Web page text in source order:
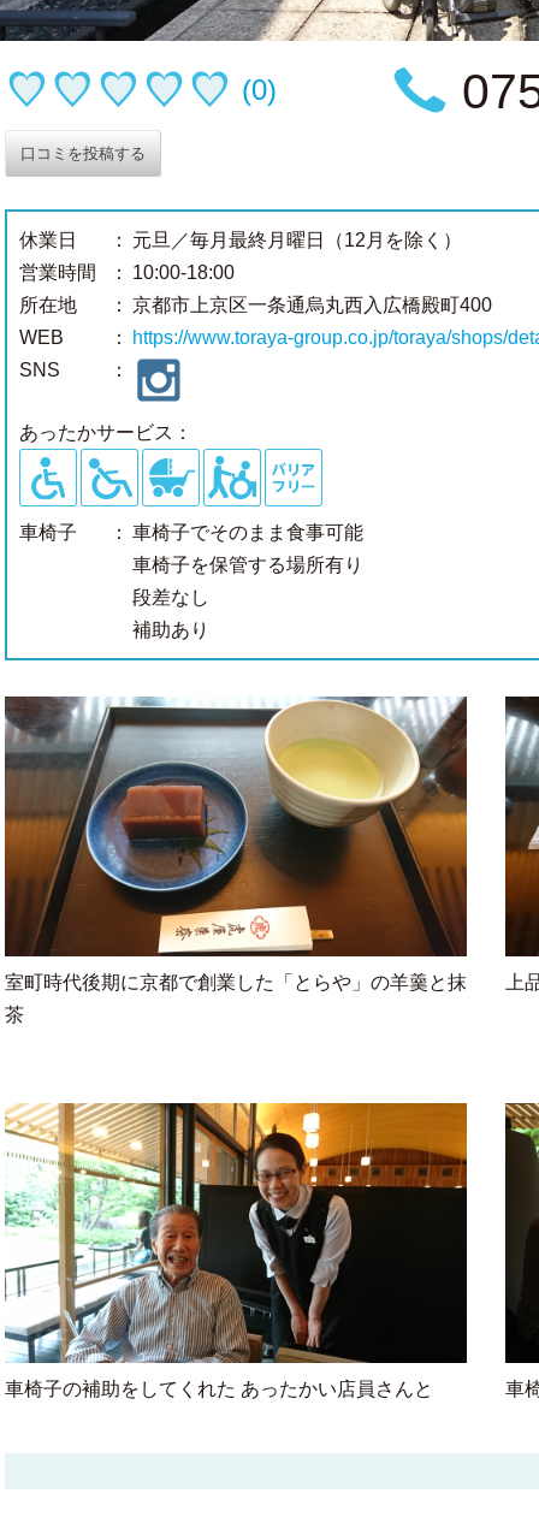
(0)
口コミを投稿する
休業日 ：
元旦／毎月最終月曜日（12月を除く）
営業時間
：
10:00-18:00
所在地
： 京都市上京区一条通烏丸西入広橋殿町400
WEB
：
https://www.toraya-group.co.jp/toraya/shops/
SNS
：
あったかサービス：
車椅子 ： 車椅子でそのまま食事可能
車椅子を保管する場所有り
段差なし
補助あり
室町時代後期に京都で創業した「とらや」の羊羹と抹
茶
上
車椅子の補助をしてくれた あったかい店員さんと 車